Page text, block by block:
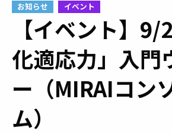
お知らせ イベント
【イベント】
化適応力」入門
ー（MIRAIコン
ム）